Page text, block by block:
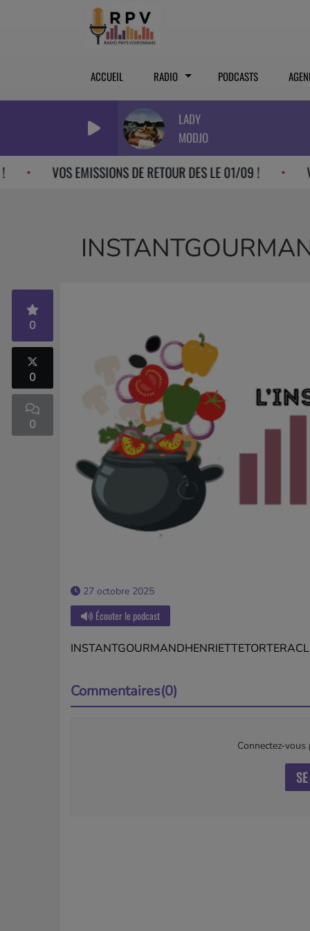
ACCUEIL RADIO PODCASTS
LADY
MODJO
VOS EMISSIONS DE RETOUR DES LE 01/09 ! VOS
0
0
0
27 octobre 2025
Écouter le podcast
Commentaires(0)
Connectez-